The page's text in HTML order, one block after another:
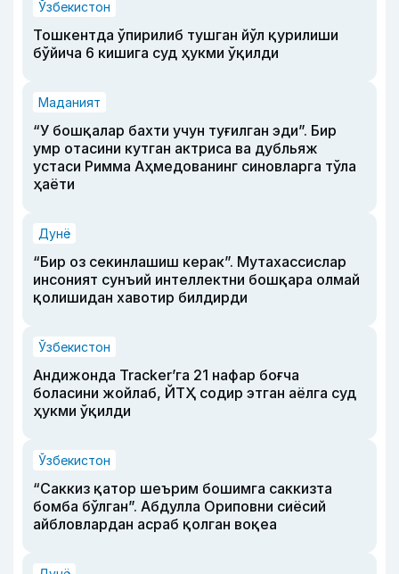
Ўзбекистон
Тошкентда ўпирилиб тушган йўл қурилиши
бўйича 6 кишига суд ҳукми ўқилди
Маданият
“У бошқалар бахти учун туғилган эди”. Бир
умр отасини кутган актриса ва дубльяж
устаси Римма Аҳмедованинг синовларга тўла
ҳаёти
Дунё
“Бир оз секинлашиш керак”. Мутахассислар
инсоният сунъий интеллектни бошқара олмай
қолишидан хавотир билдирди
Ўзбекистон
Андижонда Tracker’га 21 нафар боғча
боласини жойлаб, ЙТҲ содир этган аёлга суд
ҳукми ўқилди
Ўзбекистон
“Саккиз қатор шеърим бошимга саккизта
бомба бўлган”. Абдулла Ориповни сиёсий
айбловлардан асраб қолган воқеа